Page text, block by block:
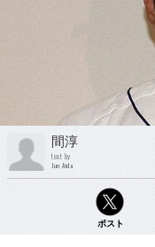
間淳
text by
Jun Aida
ポスト